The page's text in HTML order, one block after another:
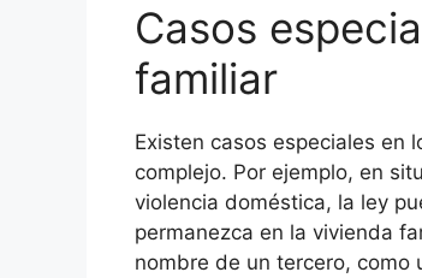
Casos
familiar
Existen casos especiales en
complejo. Por ejemplo, en
violencia doméstica, la ley
permanezca en la vivienda
nombre de un tercero, como